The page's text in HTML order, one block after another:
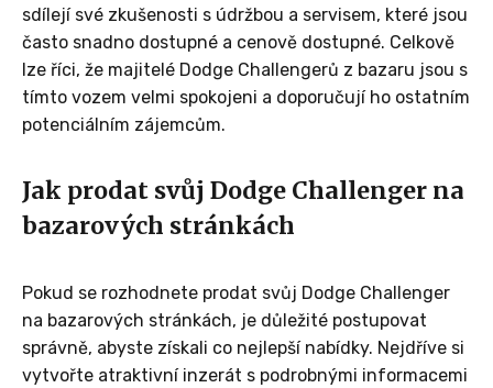
sdílejí své zkušenosti s údržbou a servisem, které jsou
často snadno dostupné a cenově dostupné. Celkově
lze říci, že majitelé Dodge Challengerů z bazaru jsou s
tímto vozem velmi spokojeni a doporučují ho ostatním
potenciálním zájemcům.
Jak prodat svůj Dodge Challenger na
bazarových stránkách
Pokud se rozhodnete prodat svůj Dodge Challenger
na bazarových stránkách, je důležité postupovat
správně, abyste získali co nejlepší nabídky. Nejdříve si
vytvořte atraktivní inzerát s podrobnými informacemi